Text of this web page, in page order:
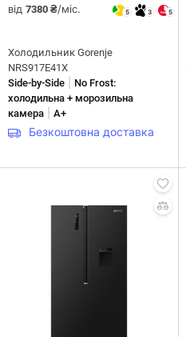
від 7380 ₴/міс. 5 3 5
Холодильник Gorenje
NRS917E41X
Side-by-Side
No Frost:
холодильна + морозильна
камера
A+
Безкоштовна доставка